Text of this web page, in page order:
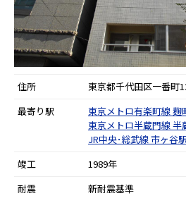
住所
東京都千代田区一番町
最寄り駅
東京メトロ有楽町線麹
東京メトロ半蔵門線半
JR中央･総武線市ヶ谷駅
竣工
1989年
耐震
新耐震基準